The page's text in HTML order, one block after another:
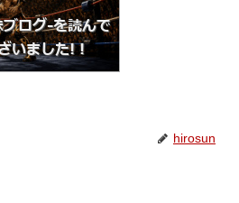
hirosun